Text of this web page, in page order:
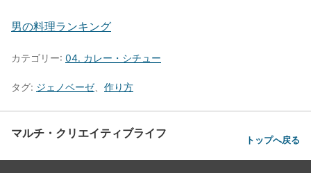
男の料理ランキング
カテゴリー: 04. カレー・シチュー
タグ: ジェノベーゼ、 作り方
マルチ・クリエイティブライフ トップへ戻る